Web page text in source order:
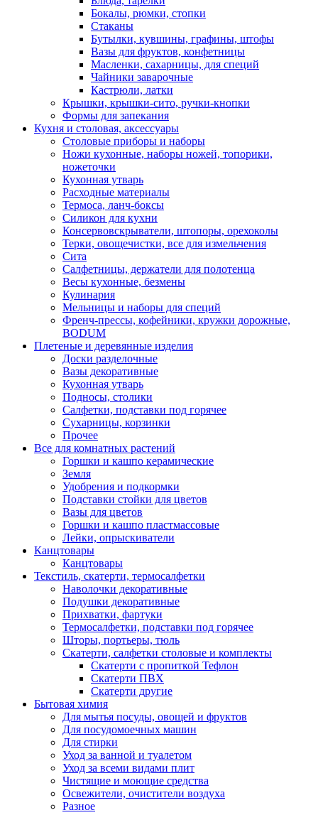
Бокалы, рюмки, стопки
Стаканы
Бутылки, кувшины, графины, штофы
Вазы для фруктов, конфетницы
Масленки, сахарницы, для специй
Чайники заварочные
Кастрюли, латки
Крышки, крышки-сито, ручки-кнопки
Формы для запекания
Кухня и столовая, аксессуары
Столовые приборы и наборы
Ножи кухонные, наборы ножей, топорики,
ножеточки
Кухонная утварь
Расходные материалы
Термоса, ланч-боксы
Силикон для кухни
Консервовскрыватели, штопоры, орехоколы
Терки, овощечистки, все для измельчения
Сита
Салфетницы, держатели для полотенца
Весы кухонные, безмены
Кулинария
Мельницы и наборы для специй
Френч-прессы, кофейники, кружки дорожные,
BODUM
Плетеные и деревянные изделия
Доски разделочные
Вазы декоративные
Кухонная утварь
Подносы, столики
Салфетки, подставки под горячее
Сухарницы, корзинки
Прочее
Все для комнатных растений
Горшки и кашпо керамические
Земля
Удобрения и подкормки
Подставки стойки для цветов
Вазы для цветов
Горшки и кашпо пластмассовые
Лейки, опрыскиватели
Канцтовары
Канцтовары
Текстиль, скатерти, термосалфетки
Наволочки декоративные
Подушки декоративные
Прихватки, фартуки
Термосалфетки, подставки под горячее
Шторы, портьеры, тюль
Скатерти, салфетки столовые и комплекты
Скатерти с пропиткой Тефлон
Скатерти ПВХ
Скатерти другие
Бытовая химия
Для мытья посуды, овощей и фруктов
Для посудомоечных машин
Для стирки
Уход за ванной и туалетом
Уход за всеми видами плит
Чистящие и моющие средства
Освежители, очистители воздуха
Разное